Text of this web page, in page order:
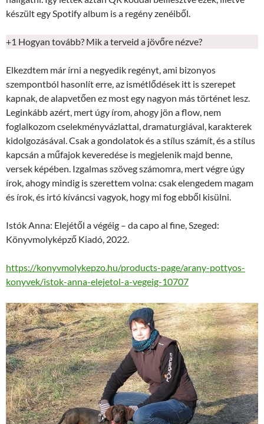
készült egy Spotify album is a regény zenéiből.
+1 Hogyan tovább? Mik a terveid a jövőre nézve?
Elkezdtem már írni a negyedik regényt, ami bizonyos
szempontból hasonlít erre, az ismétlődések itt is szerepet
kapnak, de alapvetően ez most egy nagyon más történet lesz.
Leginkább azért, mert úgy írom, ahogy jön a flow, nem
foglalkozom cselekményvázlattal, dramaturgiával, karakterek
kidolgozásával. Csak a gondolatok és a stílus számít, és a stílus
kapcsán a műfajok keveredése is megjelenik majd benne,
versek képében. Izgalmas szöveg számomra, mert végre úgy
írok, ahogy mindig is szerettem volna: csak elengedem magam
és írok, és irtó kíváncsi vagyok, hogy mi fog ebből kisülni.
Istók Anna: Elejétől a végéig – da capo al fine, Szeged:
Könyvmolyképző Kiadó, 2022.
https://konyvmolykepzo.hu/products-page/arany-pottyos-
konyvek/istok-anna-elejetol-a-vegeig-10707